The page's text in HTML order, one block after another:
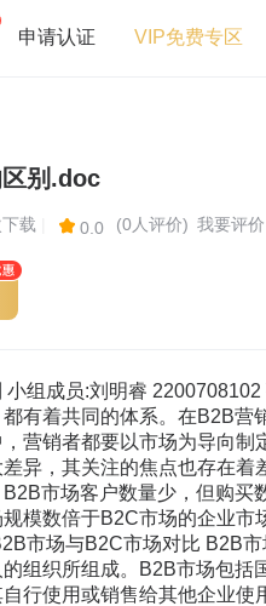
申请认证 VIP免费专区
别.doc
载 0.0 (0人评价) 我要评价
组成员:刘明睿
有着共同的体系。在B2B
营销者都要以市场为导向
异，其关注的焦点也存在
市场客户数量少，但购
模数倍于B2C市场的企业
市场与B2C市场对比 B2B
组织所组成。B2B市场包
行使用或销售给其他企业